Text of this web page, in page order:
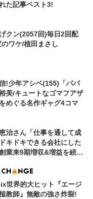
た記事ベスト3!
クン(2057回)毎日2回配
ワケ/植田まさし
!少年アシベ(155)「パパ
美/キュートなゴマフアザ
めぐる名作ギャグ4コマ
治さん「仕事を通して成
キドキできる会社にした
業来9期増収&増益を続け
世界的大ヒット『エージ
教師』無敵の強さ炸裂!